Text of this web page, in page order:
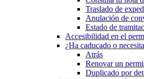
Traslado de
Anulación de
Estado de
Accesibilidad en el
¿Ha caducado o
Atrás
Renovar un
Duplicado por